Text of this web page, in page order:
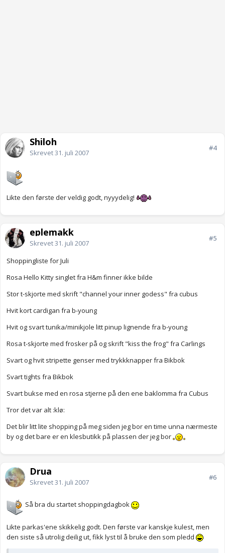
Shiloh
Skrevet31. juli 2007
#4
Likte den første der veldig godt, nyyydelig!
eplemakk
Skrevet31. juli 2007
#5
Shoppingliste for Juli
Rosa Hello Kitty singlet fra H&m finner ikke bilde
Stor t-skjorte med skrift "channel your inner godess" fra cubus
Hvit kort cardigan fra b-young
Hvit og svart tunika/minikjole litt pinup lignende fra b-young
Rosa t-skjorte med frosker på og skrift "kiss the frog" fra Carlings
Svart og hvit stripette genser med trykkknapper fra Bikbok
Svart tights fra Bikbok
Svart bukse med en rosa stjerne på den ene baklomma fra Cubus
Tror det var alt :klø:
Det blir litt lite shopping på meg siden jeg bor en time unna nærmeste
by og det bare er en klesbutikk på plassen der jeg bor
Drua
Skrevet31. juli 2007
#6
Så bra du startet shoppingdagbok
Likte parkas'ene skikkelig godt. Den første var kanskje kulest, men
den siste så utrolig deilig ut, fikk lyst til å bruke den som pledd